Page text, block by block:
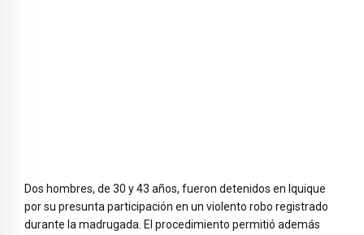
Dos hombres, de 30 y 43 años, fueron detenidos en Iquique
por su presunta participación en un violento robo registrado
durante la madrugada. El procedimiento permitió además